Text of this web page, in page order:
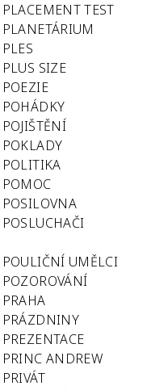
PLACEMENT TEST
PLANETÁRIUM
PLES
PLUS SIZE
POEZIE
POHÁDKY
POJIŠTĚNÍ
POKLADY
POLITIKA
POMOC
POSILOVNA
POSLUCHAČI
POULIČNÍ UMĚLCI
POZOROVÁNÍ
PRAHA
PRÁZDNINY
PREZENTACE
PRINC ANDREW
PRIVÁT